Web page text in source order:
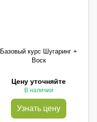
Базовый курс Шугаринг +
Воск
Цену уточняйте
В наличии
Узнать цену